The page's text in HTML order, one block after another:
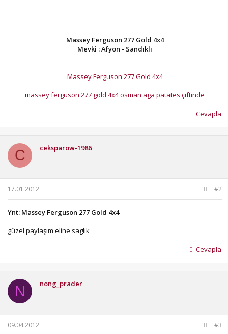
Massey Ferguson 277 Gold 4x4
Mevki : Afyon - Sandıklı
Massey Ferguson 277 Gold 4x4
massey ferguson 277 gold 4x4 osman aga patates çiftinde
Cevapla
C ceksparow-1986
17.01.2012 #2
Ynt: Massey Ferguson 277 Gold 4x4
güzel paylaşım eline saglık
Cevapla
N nong_prader
09.04.2012 #3